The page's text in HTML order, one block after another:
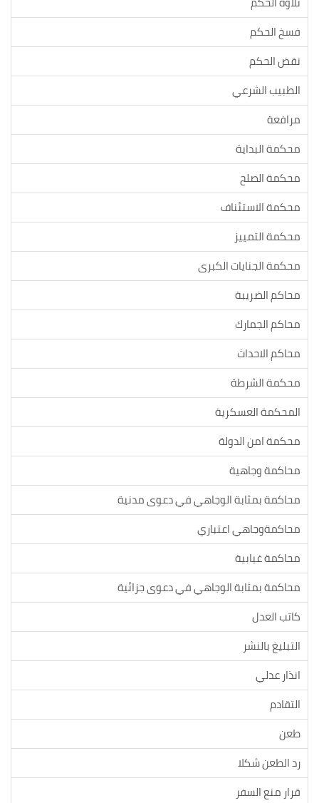
فسخ الحكم
نقض الحكم
الطبيب الشرعي
مرافعة
محكمة البداية
محكمة الصلح
محكمة الاستئناف
محكمة التمييز
محكمة الجنايات الكبرى
محاكم الضريبة
محاكم الجمارك
محاكم الاحداث
محكمة الشرطة
المحكمة العسكرية
محكمة امن الدولة
محاكمة وجاهية
محاكمة بمثابة الوجاهي في دعوى مدنية
محاكمةوجاهي اعتباري
محاكمة غيابية
محاكمة بمثابة الوجاهي في دعوى جزائية
كاتب العدل
التبليغ بالنشر
انذار عدلي
التقادم
طعن
رد الطعن شكلا
قرار منع السفر